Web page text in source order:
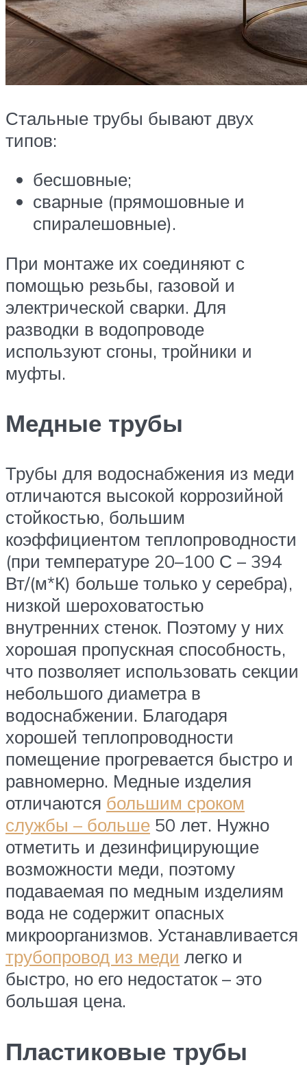
Стальные трубы бывают двух
типов:
бесшовные;
сварные (прямошовные и
спиралешовные).
При монтаже их соединяют с
помощью резьбы, газовой и
электрической сварки. Для
разводки в водопроводе
используют сгоны, тройники и
муфты.
Медные трубы
Трубы для водоснабжения из меди
отличаются высокой коррозийной
стойкостью, большим
коэффициентом теплопроводности
(при температуре 20–100 С – 394
Вт/(м*К) больше только у серебра),
низкой шероховатостью
внутренних стенок. Поэтому у них
хорошая пропускная способность,
что позволяет использовать секции
небольшого диаметра в
водоснабжении. Благодаря
хорошей теплопроводности
помещение прогревается быстро и
равномерно. Медные изделия
отличаются большим сроком
службы – больше 50 лет. Нужно
отметить и дезинфицирующие
возможности меди, поэтому
подаваемая по медным изделиям
вода не содержит опасных
микроорганизмов. Устанавливается
трубопровод из меди легко и
быстро, но его недостаток – это
большая цена.
Пластиковые трубы